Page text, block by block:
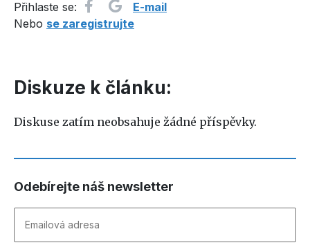
Přihlaste se:
E-mail
Nebo se zaregistrujte
Diskuze k článku:
Diskuse zatím neobsahuje žádné příspěvky.
Odebírejte náš newsletter